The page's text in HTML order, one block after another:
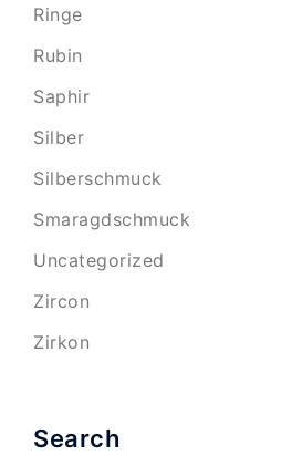
Ringe
Rubin
Saphir
Silber
Silberschmuck
Smaragdschmuck
Uncategorized
Zircon
Zirkon
Search